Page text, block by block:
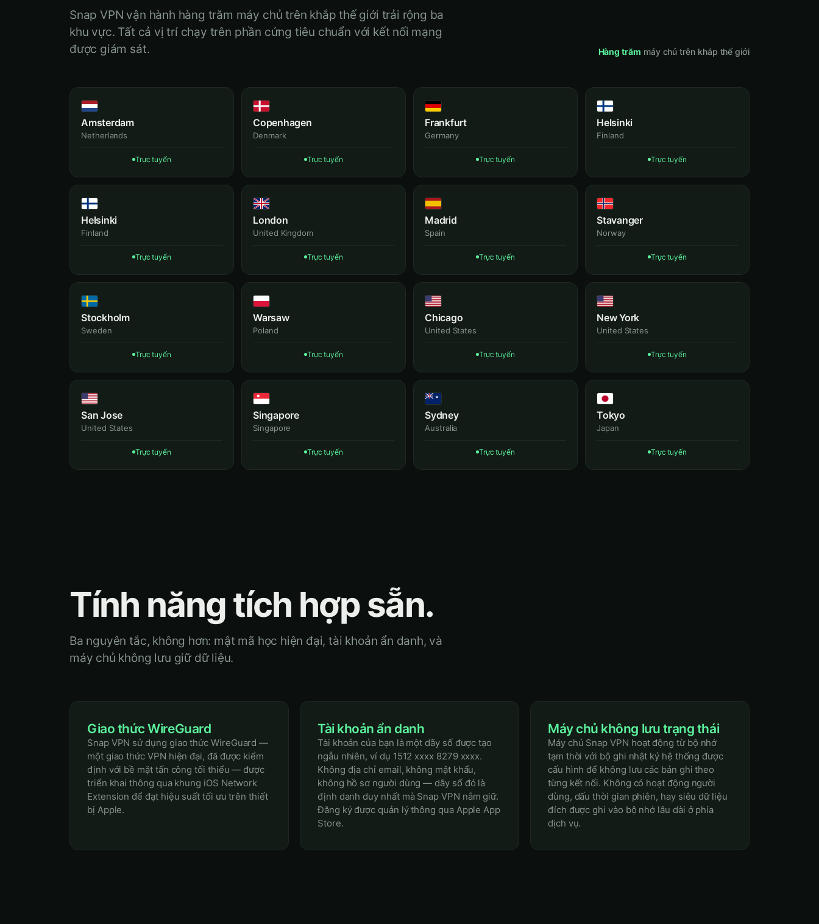
Snap VPN vận hành hàng trăm máy chủ trên khắp thế giới trải rộng ba
khu vực. Tất cả vị trí chạy trên phần cứng tiêu chuẩn với kết nối mạng
được giám sát.
Hàng trăm máy chủ trên khắp thế giới
Amsterdam
Netherlands
Trực tuyến
Copenhagen
Denmark
Trực tuyến
Frankfurt
Germany
Trực tuyến
Helsinki
Finland
Trực tuyến
Helsinki
Finland
Trực tuyến
London
United Kingdom
Trực tuyến
Madrid
Spain
Trực tuyến
Stavanger
Norway
Trực tuyến
Stockholm
Sweden
Trực tuyến
Warsaw
Poland
Trực tuyến
Chicago
United States
Trực tuyến
New York
United States
Trực tuyến
San Jose
United States
Trực tuyến
Singapore
Singapore
Trực tuyến
Sydney
Australia
Trực tuyến
Tokyo
Japan
Trực tuyến
Tính năng tích hợp sẵn.
Ba nguyên tắc, không hơn: mật mã học hiện đại, tài khoản ẩn danh, và
máy chủ không lưu giữ dữ liệu.
Giao thức WireGuard
Snap VPN sử dụng giao thức WireGuard —
một giao thức VPN hiện đại, đã được kiểm
định với bề mặt tấn công tối thiểu — được
triển khai thông qua khung iOS Network
Extension để đạt hiệu suất tối ưu trên thiết
bị Apple.
Tài khoản ẩn danh
Tài khoản của bạn là một dãy số được tạo
ngẫu nhiên, ví dụ 1512 xxxx 8279 xxxx.
Không địa chỉ email, không mật khẩu,
không hồ sơ người dùng — dãy số đó là
định danh duy nhất mà Snap VPN nắm giữ.
Đăng ký được quản lý thông qua Apple App
Store.
Máy chủ không lưu trạng thái
Máy chủ Snap VPN hoạt động từ bộ nhớ
tạm thời với bộ ghi nhật ký hệ thống được
cấu hình để không lưu các bản ghi theo
từng kết nối. Không có hoạt động người
dùng, dấu thời gian phiên, hay siêu dữ liệu
đích được ghi vào bộ nhớ lâu dài ở phía
dịch vụ.